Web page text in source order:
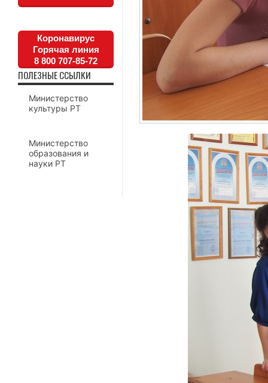
Коронавирус
Горячая линия
8 800 707-85-72
ПОЛЕЗНЫЕ ССЫЛКИ
Министерство
культуры РТ
Министерство
образования и
науки РТ